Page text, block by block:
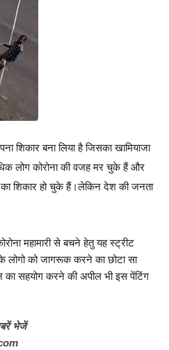
शिकार बना लिया है जिसका खामियाजा
लोग कोरोना की वजह मर चुके हैं और
का शिकार हो चुके हैं।लेकिन देश की जनता
महामारी से बचने हेतु यह स्ट्रीट
लोगो को जागरूक करने का छोटा सा
का सहयोग करने की अपील भी इस पेंटिंग
दमोह से  हिमांशु रैकवार की रिपोर्ट खबरें भेजें